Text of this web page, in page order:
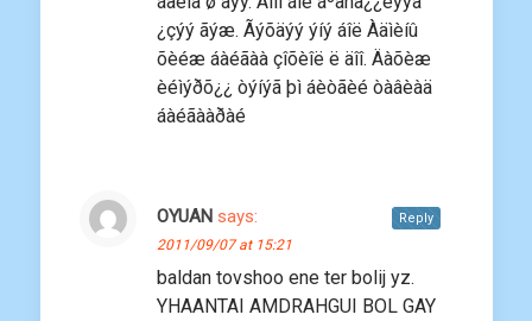
¿çýý ãýæ. Ãýõäýý ýíý áîë Àäìèíû
õèéæ áàéãàà çîõèîë ë äîî. Äàõèæ
èéìýðõ¿¿ òýíýã þì áèòãèé òàâèàä
áàéãààðàé
OYUAN says:
2011/09/07 at 15:21
baldan tovshoo ene ter bolij yz.
YHAANTAI AMDRAHGUI BOL GAY
Reply